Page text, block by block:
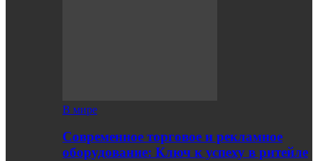
В мире
Современное торговое и рекламное
оборудование: Ключ к успеху в ритейле